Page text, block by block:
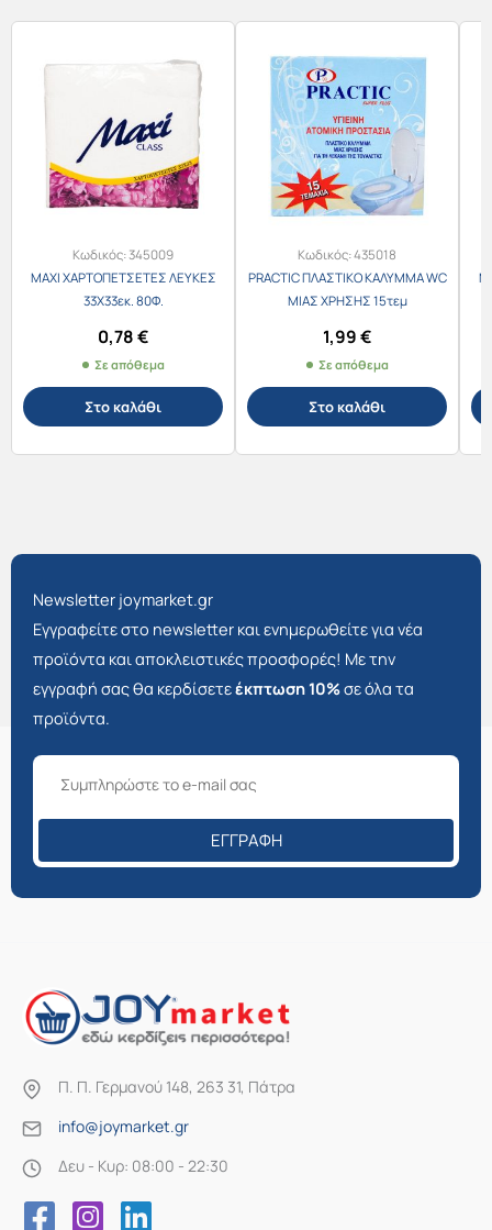
Κωδικός:345009
MAXI ΧΑΡΤΟΠΕΤΣΕΤΕΣ ΛΕΥΚΕΣ
33X33εκ. 80Φ.
0,78€
Σε απόθεμα
Στο καλάθι
Κωδικός:435018
PRACTIC ΠΛΑΣΤΙΚΟ ΚΑΛΥΜΜΑ WC
ΜΙΑΣ ΧΡΗΣΗΣ 15τεμ
1,99€
Σε απόθεμα
Στο καλάθι
Newsletter joymarket.gr
Εγγραφείτε στο newsletter και ενημερωθείτε για νέα
προϊόντα και αποκλειστικές προσφορές! Με την
εγγραφή σας θα κερδίσετεέκπτωση 10%σε όλα τα
προϊόντα.
ΕΓΓΡΑΦΉ
Π. Π. Γερμανού 148, 263 31, Πάτρα
info@joymarket.gr
Δευ - Κυρ: 08:00 - 22:30